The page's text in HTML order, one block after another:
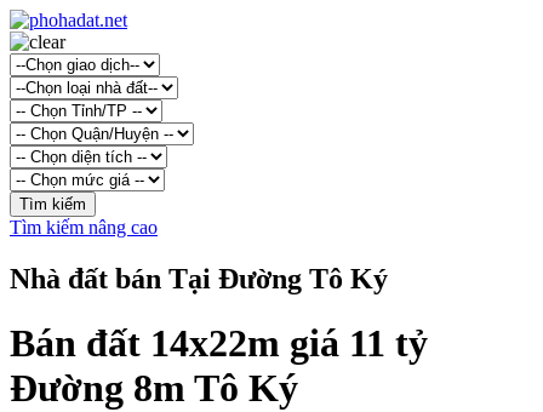
Tìm kiếm nâng cao
Nhà đất bán Tại Đường Tô Ký
Bán đất 14x22m giá 11 tỷ
Đường 8m Tô Ký